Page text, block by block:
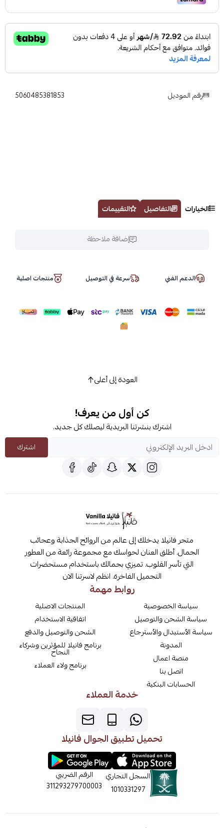
رقم الموديل 5060485381853
الخيارات التفاصيل التقييمات
إضافة ملاحظة
الدعم الفني سرعة في التوصيل منتجات اصلية
العودة إلى أعلى
كن أول من يعرف!
اشترك بنشرتنا البريدية ليصلك كل جديد.
اشترك
متجر فانيلا يدخلك إلى عالم من الروائح الجذابة وعجائب
الجمال. أطلق العنان لحواسك مع مجموعة رائعة من العطور
التي تأسر القلوب. تميزي بجمالك باستخدام مستحضرات
التجميل الفاخرة. انظم لاسرتنا الان
روابط مهمة
سياسة الخصوصية
سياسة الشحن والتوصيل
سياسة الأستبدال والأسترجاع
المدونة
منصة اعمال
اتصل بنا
الحسابات البنكية
المنتجات الاصلية
اتفاقية الاستخدام
الشحن والتوصيل والدفع
برنامج فانيلا للمؤثرين وشركاء
النجاح
برنامج ولاء العملاء
خدمة العملاء
تحميل تطبيق الجوال فانيلا
السجل التجاري
1010331297
الرقم الضريبي
311293279700003